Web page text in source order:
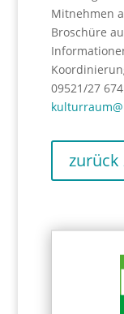
Mitnehmen
Broschüre
09521/27
zurück